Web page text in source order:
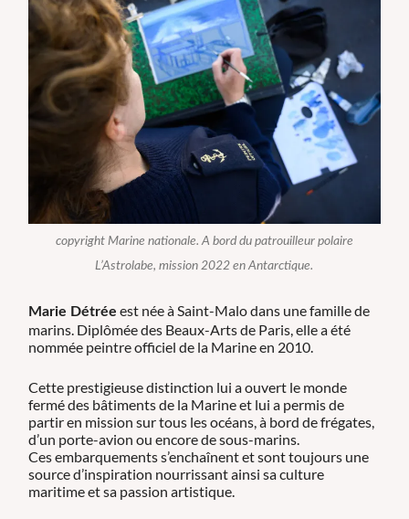
copyright Marine nationale. A bord du patrouilleur polaire
L’Astrolabe, mission 2022 en Antarctique.
Marie Détrée est née à Saint-Malo dans une famille de
marins. Diplômée des Beaux-Arts de Paris, elle a été
nommée peintre officiel de la Marine en 2010.
Cette prestigieuse distinction lui a ouvert le monde
fermé des bâtiments de la Marine et lui a permis de
partir en mission sur tous les océans, à bord de frégates,
d’un porte-avion ou encore de sous-marins.
Ces embarquements s’enchaînent et sont toujours une
source d’inspiration nourrissant ainsi sa culture
maritime et sa passion artistique.